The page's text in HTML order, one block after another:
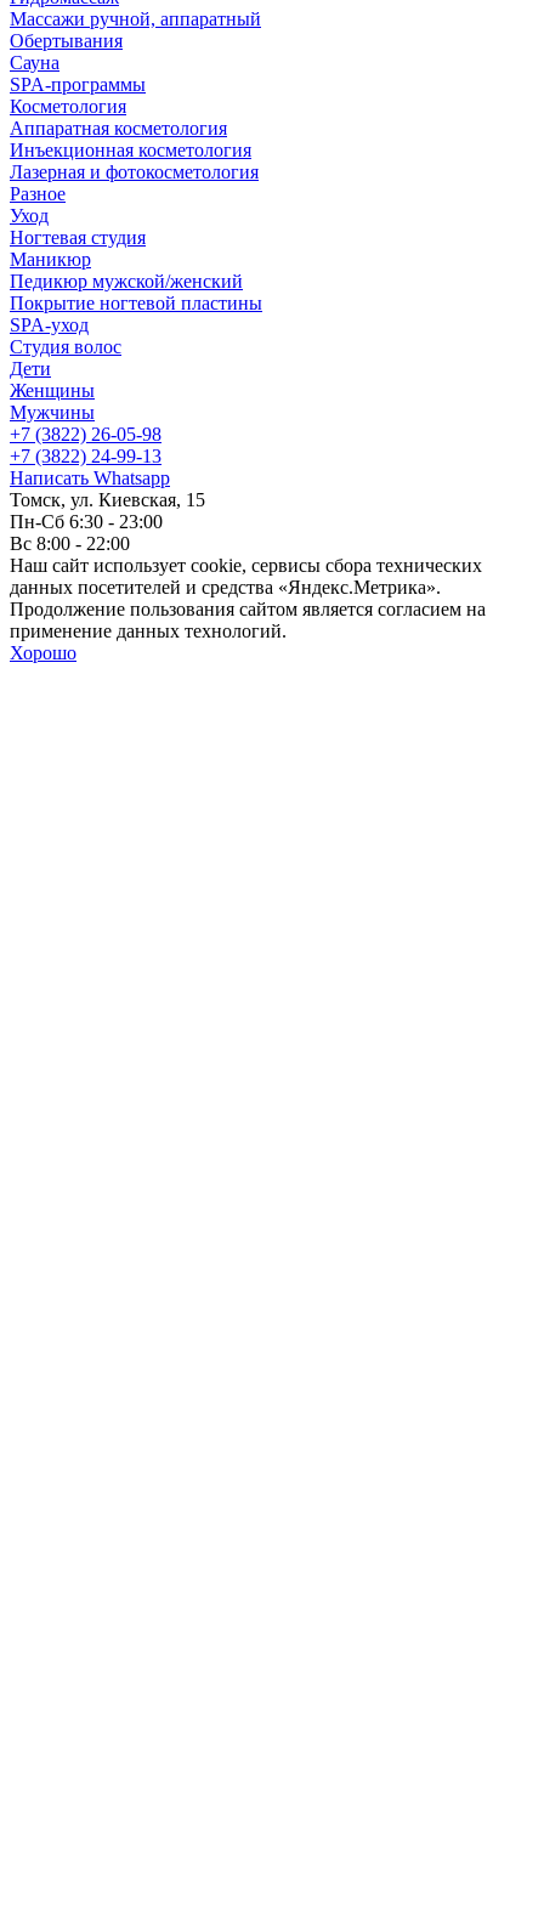
Массажи ручной, аппаратный
Обертывания
Сауна
SPA-программы
Косметология
Аппаратная косметология
Инъекционная косметология
Лазерная и фотокосметология
Разное
Уход
Ногтевая студия
Маникюр
Педикюр мужской/женский
Покрытие ногтевой пластины
SPA-уход
Студия волос
Дети
Женщины
Мужчины
+7 (3822) 26-05-98
+7 (3822) 24-99-13
Написать Whatsapp
Томск, ул. Киевская, 15
Пн-Сб 6:30 - 23:00
Вс 8:00 - 22:00
Наш сайт использует cookie, сервисы сбора технических
данных посетителей и средства «Яндекс.Метрика».
Продолжение пользования сайтом является согласием на
применение данных технологий.
Хорошо